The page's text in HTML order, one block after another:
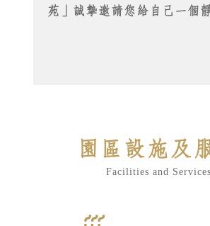
苑」誠摯邀請您給自己一個
見和諧粉彩：一趟探索內在
園區設施及
Facilities and Services